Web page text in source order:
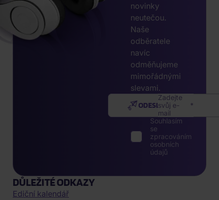
novinky
neutečou.
Naše
odběratele
navíc
odměňujeme
mimořádnými
slevami.
Zadejte
svůj e-
mail
ODESLAT
Souhlasím
se
zpracováním
osobních
údajů
DŮLEŽITÉ ODKAZY
Ediční kalendář